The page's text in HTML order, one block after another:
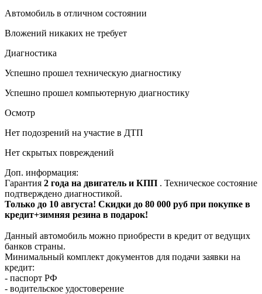
Автомобиль в отличном состоянии
Вложений никаких не требует
Диагностика
Успешно прошел техническую диагностику
Успешно прошел компьютерную диагностику
Осмотр
Нет подозрений на участие в ДТП
Нет скрытых повреждений
Доп. информация:
Гарантия 2 года на двигатель и КПП . Техническое состояние
подтверждено диагностикой.
Только до 10 августа! Скидки до 80 000 руб при покупке в
кредит+зимняя резина в подарок!
Данный автомобиль можно приобрести в кредит от ведущих
банков страны.
Минимальный комплект документов для подачи заявки на
кредит:
- паспорт РФ
- водительское удостоверение